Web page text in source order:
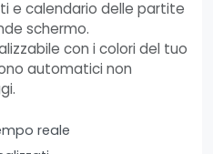
e calendario delle partite
schermo.
con i colori del tuo
automatici non
reale